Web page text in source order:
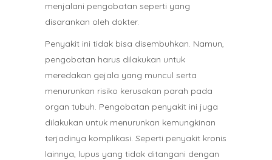
menjalani pengobatan seperti yang
disarankan oleh dokter.
Penyakit ini tidak bisa disembuhkan. Namun,
pengobatan harus dilakukan untuk
meredakan gejala yang muncul serta
menurunkan risiko kerusakan parah pada
organ tubuh. Pengobatan penyakit ini juga
dilakukan untuk menurunkan kemungkinan
terjadinya komplikasi. Seperti penyakit kronis
lainnya, lupus yang tidak ditangani dengan